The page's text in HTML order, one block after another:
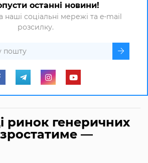
останні новини!
наші соціальні мережі та e-mail
розсилку.
ринок генеричних
зростатиме —